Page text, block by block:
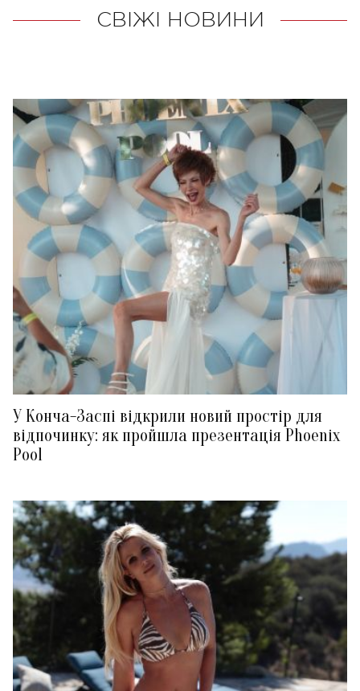
СВІЖІ НОВИНИ
У Конча-Заспі відкрили новий простір для
відпочинку: як пройшла презентація Phoenix
Pool